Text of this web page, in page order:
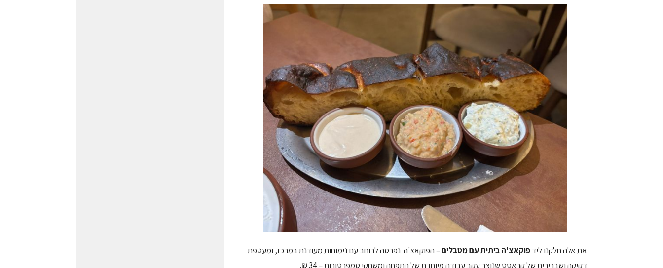
את אלה חלקנו לידפוקאצ'ה ביתית עם מטבלים– הפוקאצ'ה נפרסה לרוחב עם נימוחות מעודנת במרכז, ומעטפת
דקיקה ושברירית של קראסט שנוצר עקב עבודה מיוחדת של התפחה ומשחקי טמפרטורות – 34 ₪.